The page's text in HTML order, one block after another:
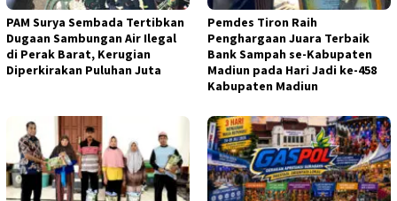
PAM Surya Sembada Tertibkan
Dugaan Sambungan Air Ilegal
di Perak Barat, Kerugian
Diperkirakan Puluhan Juta
Pemdes Tiron Raih
Penghargaan Juara Terbaik
Bank Sampah se-Kabupaten
Madiun pada Hari Jadi ke-458
Kabupaten Madiun